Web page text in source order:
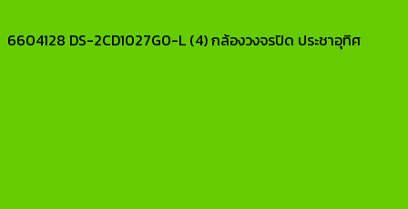
6604128 DS-2CD1027G0-L (4) กล้องวงจรปิด ประชาอุทิศ